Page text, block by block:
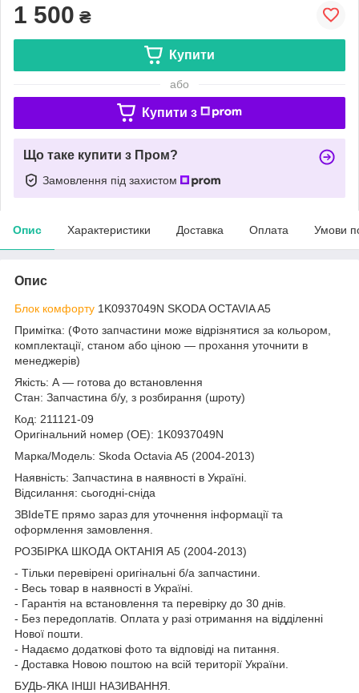
1 500 ₴
Купити
або
Купити з
Що таке купити з Пром?
Замовлення під захистом
Опис Характеристики Доставка Оплата Умови
Опис
Блок комфорту 1K0937049N SKODA OCTAVIA A5
Примітка: (Фото запчастини може відрізнятися за кольором,
комплектації, станом або ціною — прохання уточнити в
менеджерів)
Якість: А — готова до встановлення
Стан: Запчастина б/у, з розбирання (шроту)
Код: 211121-09
Оригінальний номер (ОЕ): 1K0937049N
Марка/Модель: Skoda Octavia A5 (2004-2013)
Наявність: Запчастина в наявності в Україні.
Відсилання: сьогодні-сніда
ЗВІdeТЕ прямо зараз для уточнення інформації та
оформлення замовлення.
РОЗБІРКА ШКОДА ОКТАНІЯ A5 (2004-2013)
- Тільки перевірені оригінальні б/а запчастини.
- Весь товар в наявності в Україні.
- Гарантія на встановлення та перевірку до 30 днів.
- Без передоплатів. Оплата у разі отримання на відділенні
Нової пошти.
- Надаємо додаткові фото та відповіді на питання.
- Доставка Новою поштою на всій території України.
БУДЬ-ЯКА ІНШІ НАЗИВАННЯ.